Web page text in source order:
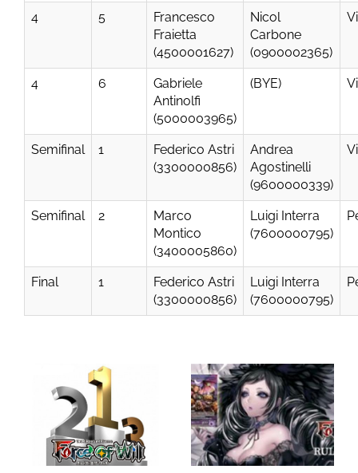
4 5
Francesco
Fraietta
(4500001627)
Nicol
Carbone
(0900002365)
4 6
Gabriele
Antinolfi
(5000003965)
(BYE)
Semifinal 1
Federico Astri
(3300000856)
Andrea
Agostinelli
(9600000339)
Semifinal 2
Marco
Montico
(3400005860)
Luigi Interra
(7600000795)
Final 1
Federico Astri
(3300000856)
Luigi Interra
(7600000795)